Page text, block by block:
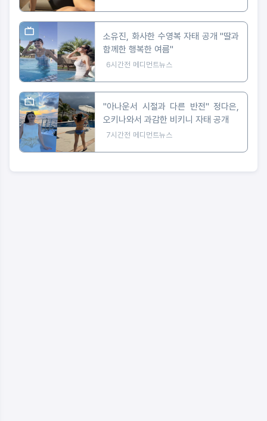
소유진, 화사한 수영복 자태 공개 "딸과
함께한 행복한 여름"
6시간전 메디먼트뉴스
"아나운서 시절과 다른 반전" 정다은,
오키나와서 과감한 비키니 자태 공개
7시간전 메디먼트뉴스